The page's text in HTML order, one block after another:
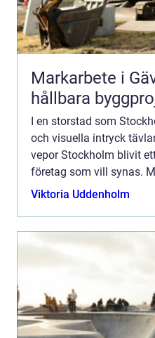
Markarbete i
hållbara
I en storstad som
och visuella intryck
vepor Stockholm blivit
företag som vill synas.
slående designs kan...
Viktoria Uddenholm